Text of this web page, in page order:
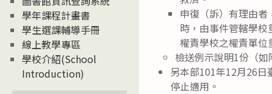
申復（訴）有理由
時，由事件管轄學
權責學校之權責單位
檢送例示說明1份（如
另本部101年12月26
停止適用。
學年課程計畫書
學生選課輔導手冊
線上教學專區
學校介紹(School
Introduction)